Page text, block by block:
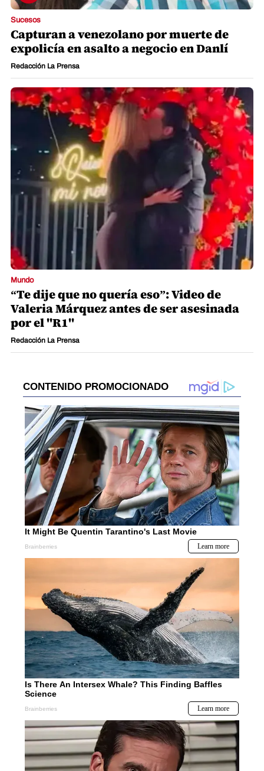
Sucesos
Capturan a venezolano por muerte de
expolicía en asalto a negocio en Danlí
Redacción La Prensa
Mundo
“Te dije que no quería eso”: Video de
Valeria Márquez antes de ser asesinada
por el "R1"
Redacción La Prensa